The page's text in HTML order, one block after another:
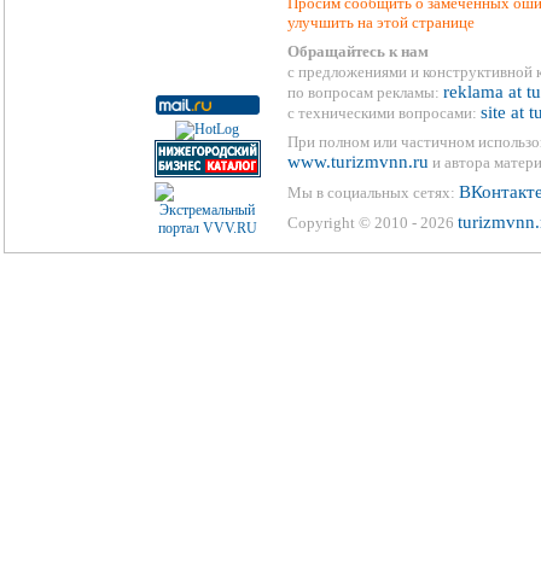
улучшить на этой странице
Обращайтесь к нам
с предложениями и конструктивной
по вопросам рекламы: reklama at
с техническими вопросами: site at
При полном или частичном
www.turizmvnn.ru и автора
Мы в социальных сетях:
Copyright © 2010 - 2026